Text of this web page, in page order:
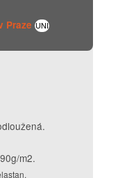
Praze UNI
m2.